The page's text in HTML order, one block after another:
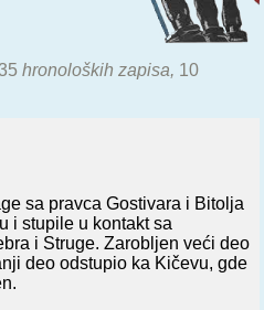
hronoloških zapisa, 10
sa pravca Gostivara i Bitolja
i stupile u kontakt sa
i Struge. Zarobljen veći deo
deo odstupio ka Kičevu, gde